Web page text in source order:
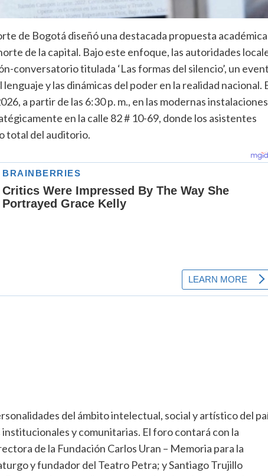
de Bogotá diseñó una destacada propuesta
de la capital. Bajo este enfoque, las autoridades
conversatorio titulada ‘Las formas del silencio’, un
y las dinámicas del poder en la realidad nacional.
a partir de las 6:30 p. m., en las modernas instalaciones
en la calle 82 # 10-69, donde los asistentes
total del auditorio.
del ámbito intelectual, social y artístico del
y comunitarias. El foro contará con la
de la Fundación Carlos Uran – Memoria para la
y fundador del Teatro Petra; y Santiago Trujillo